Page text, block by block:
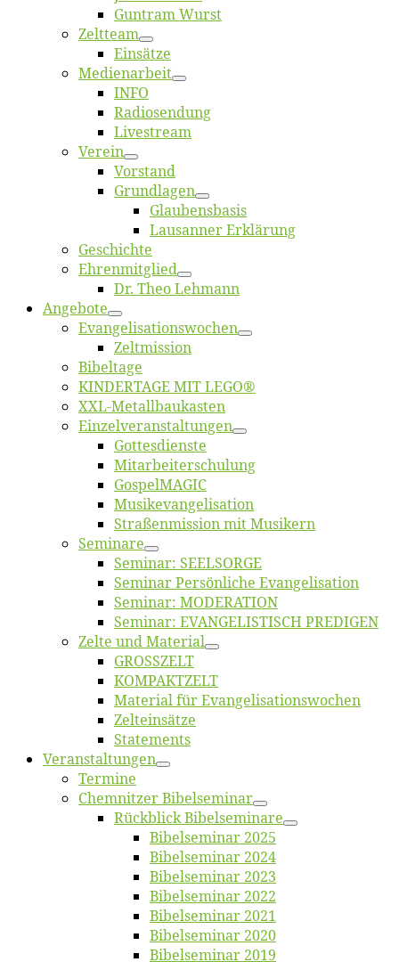
Gun­tram Wurst
Zelt­team
Ein­sät­ze
Me­di­en­ar­beit
INFO
Ra­dio­sen­dung
Live­stream
Ver­ein
Vor­stand
Grund­la­gen
Glaubens­ba­sis
Lausan­ner Erklärung
Ge­schich­te
Eh­ren­mit­glied
Dr. Theo Lehmann
An­ge­bo­te
Evangelisa­tions­wo­chen
Zelt­mis­si­on
Bi­bel­ta­ge
KINDERTAGE MIT LEGO®
XXL-Me­­tal­l­­bau­­kas­­ten
Einzelver­an­stal­tungen
Got­tes­diens­te
Mitarbeiter­schulung
Gos­pel­MA­GIC
Musikevan­ge­li­sa­tion
Straßenmis­sion mit Musikern
Se­mi­na­re
Se­mi­nar: SEELSORGE
Se­mi­nar Per­sön­li­che Evangelisation
Se­mi­nar: MODERATION
Se­mi­nar: EVANGELISTISCH PREDIGEN
Zel­te und Material
GROSSZELT
KOMPAKTZELT
Ma­te­ri­al für Evangelisationswochen
Zelt­ein­sät­ze
State­ments
Ver­an­stal­tun­gen
Ter­mi­ne
Chemnit­zer Bibelseminar
Rück­blick Bibelseminare
Bi­bel­se­mi­nar 2025
Bi­bel­se­mi­nar 2024
Bi­bel­se­mi­nar 2023
Bi­bel­se­mi­nar 2022
Bi­bel­se­mi­nar 2021
Bi­bel­se­mi­nar 2020
Bi­bel­se­mi­nar 2019